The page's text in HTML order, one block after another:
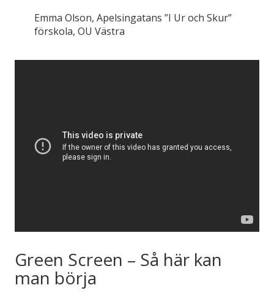
Emma Olson, Apelsingatans ”I Ur och Skur”
förskola, OU Västra
Green Screen – Så här kan
man börja